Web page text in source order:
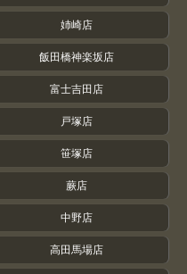
姉崎店
飯田橋神楽坂店
富士吉田店
戸塚店
笹塚店
蕨店
中野店
高田馬場店